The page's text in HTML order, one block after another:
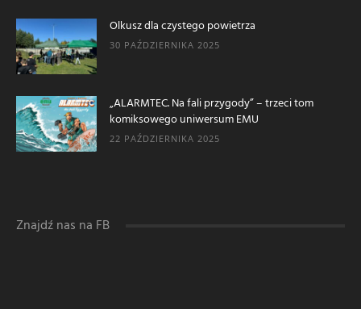
Olkusz dla czystego powietrza
30 PAŹDZIERNIKA 2025
„ALARMTEC. Na fali przygody” – trzeci tom
komiksowego uniwersum EMU
22 PAŹDZIERNIKA 2025
Znajdź nas na FB